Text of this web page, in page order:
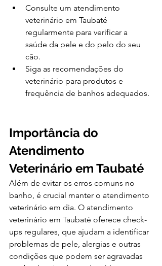
Consulte um atendimento
veterinário em Taubaté
regularmente para verificar a
saúde da pele e do pelo do seu
cão.
Siga as recomendações do
veterinário para produtos e
frequência de banhos adequados.
Importância do
Atendimento
Veterinário em Taubaté
Além de evitar os erros comuns no
banho, é crucial manter o atendimento
veterinário em dia. O atendimento
veterinário em Taubaté oferece check-
ups regulares, que ajudam a identificar
problemas de pele, alergias e outras
condições que podem ser agravadas